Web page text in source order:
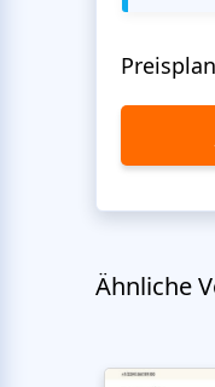
Preisplan
Ähnliche